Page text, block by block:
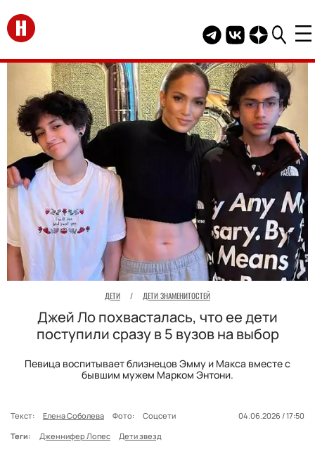
Перейти на главную
Telegram канал
Группа HELLO
Канал
ДЕТИ / ДЕТИ ЗНАМЕНИТОСТЕЙ
Джей Ло похвасталась, что ее дети
поступили сразу в 5 вузов на выбор
Певица воспитывает близнецов Эмму и Макса вместе с
бывшим мужем Марком Энтони.
Текст: Елена Соболева Фото: Соцсети
04.06.2026 / 17:50
Теги:
Дженнифер Лопес Дети звезд